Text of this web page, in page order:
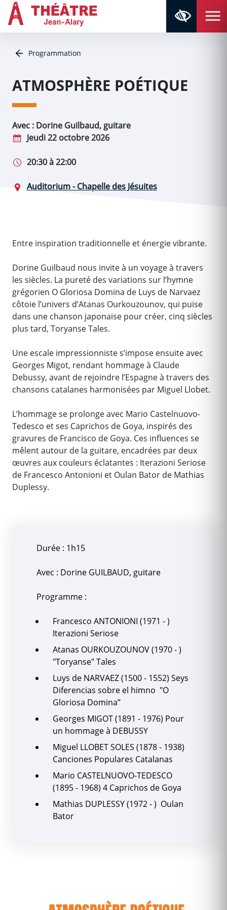
Aller au contenu
Aller au menu
Navigation principaleRetour à la page d'accueil
Programmation
ATMOSPHÈRE POÉTIQUE
Avec : Dorine Guilbaud, guitare
Jeudi 22 octobre 2026
20:30 à 22:00
Auditorium - Chapelle des Jésuites
Entre inspiration traditionnelle et énergie vibrante.
Dorine Guilbaud nous invite à un voyage à travers
les siècles. La pureté des variations sur l’hymne
grégorien O Gloriosa Domina de Luys de Narvaez
côtoie l’univers d’Atanas Ourkouzounov, qui puise
dans une chanson japonaise pour créer, cinq siècles
plus tard, Toryanse Tales.
Une escale impressionniste s’impose ensuite avec
Georges Migot, rendant hommage à Claude
Debussy, avant de rejoindre l’Espagne à travers des
chansons catalanes harmonisées par Miguel Llobet.
L’hommage se prolonge avec Mario Castelnuovo-
Tedesco et ses Caprichos de Goya, inspirés des
gravures de Francisco de Goya. Ces influences se
mêlent autour de la guitare, encadrées par deux
œuvres aux couleurs éclatantes : Iterazioni Seriose
de Francesco Antonioni et Oulan Bator de Mathias
Duplessy.
Durée : 1h15
Avec : Dorine GUILBAUD, guitare
Programme :
Francesco ANTONIONI (1971 - )
Iterazioni Seriose
Atanas OURKOUZOUNOV (1970 - )
"Toryanse" Tales
Luys de NARVAEZ (1500 - 1552) Seys
Diferencias sobre el himno "O
Gloriosa Domina’’
Georges MIGOT (1891 - 1976) Pour
un hommage à DEBUSSY
Miguel LLOBET SOLES (1878 - 1938)
Canciones Populares Catalanas
Mario CASTELNUOVO-TEDESCO
(1895 - 1968) 4 Caprichos de Goya
Mathias DUPLESSY (1972 - ) Oulan
Bator
Panneau de gestion des cookies